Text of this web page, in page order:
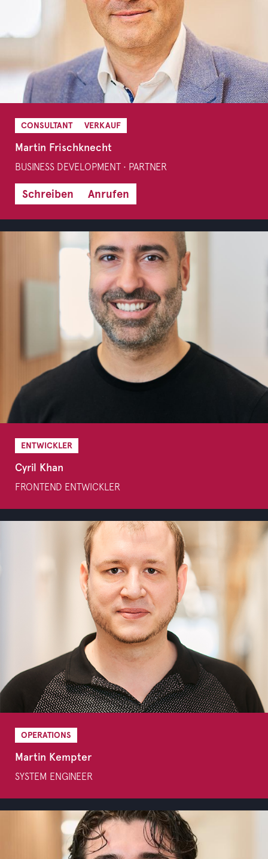
ENTWICKLER
Cyril Khan
FRONTEND ENTWICKLER
CONSULTANT VERKAUF
Martin Frischknecht
BUSINESS DEVELOPMENT • PARTNER
Schreiben Anrufen
OPERATIONS
Martin Kempter
SYSTEM ENGINEER